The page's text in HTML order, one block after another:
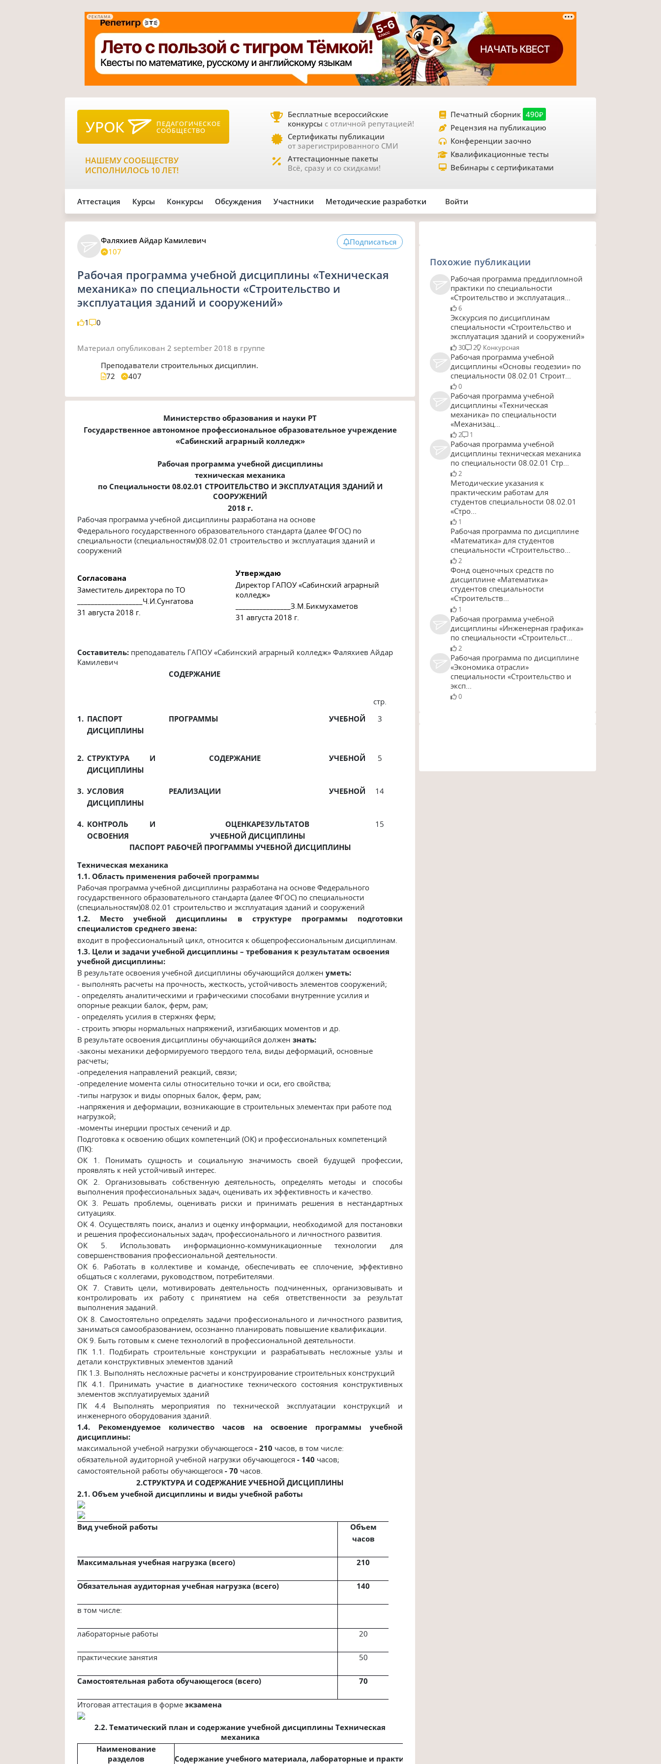
РЕКЛАМА
УРОК ПЕДАГОГИЧЕСКОЕ
СООБЩЕСТВО
НАШЕМУ СООБЩЕСТВУ
ИСПОЛНИЛОСЬ 10 ЛЕТ!
Бесплатные всероссийские
конкурсы с отличной репутацией!
Сертификаты публикации
от зарегистрированного СМИ
Аттестационные пакеты
Всё, сразу и со скидками!
Печатный сборник 490₽
Рецензия на публикацию
Конференции заочно
Квалификационные тесты
Вебинары с сертификатами
Аттестация Курсы Конкурсы Обсуждения Участники Методические разработки Войти
Фаляхиев Айдар Камилевич
107
Подписаться
Рабочая программа учебной дисциплины «Техническая
механика» по специальности «Строительство и
эксплуатация зданий и сооружений»
1 0
Материал опубликован 2 september 2018 в группе
Преподаватели строительных дисциплин.
72
407
Министерство образования и науки РТ
Государственное автономное профессиональное образовательное учреждение
«Сабинский аграрный колледж»
Рабочая программа учебной дисциплины
техническая механика
по Специальности 08.02.01 СТРОИТЕЛЬСТВО И ЭКСПЛУАТАЦИЯ ЗДАНИЙ И
СООРУЖЕНИЙ
2018 г.
Рабочая программа учебной дисциплины разработана на основе
Федерального государственного образовательного стандарта (далее ФГОС) по
специальности (специальностям)08.02.01 строительство и эксплуатация зданий и
сооружений
Согласована
Заместитель директора по ТО
___________________Ч.И.Сунгатова
31 августа 2018 г.
Утверждаю
Директор ГАПОУ «Сабинский аграрный
колледж»
________________З.М.Бикмухаметов
31 августа 2018 г.
Составитель: преподаватель ГАПОУ «Сабинский аграрный колледж» Фаляхиев Айдар
Камилевич
СОДЕРЖАНИЕ
стр.
1. ПАСПОРТ ПРОГРАММЫ УЧЕБНОЙ
3
ДИСЦИПЛИНЫ
2. СТРУКТУРА И СОДЕРЖАНИЕ УЧЕБНОЙ
5
ДИСЦИПЛИНЫ
3. УСЛОВИЯ РЕАЛИЗАЦИИ УЧЕБНОЙ
14
ДИСЦИПЛИНЫ
4. КОНТРОЛЬ И ОЦЕНКАРЕЗУЛЬТАТОВ
15
ОСВОЕНИЯ
УЧЕБНОЙ ДИСЦИПЛИНЫ
ПАСПОРТ РАБОЧЕЙ ПРОГРАММЫ УЧЕБНОЙ ДИСЦИПЛИНЫ
Техническая механика
1.1. Область применения рабочей программы
Рабочая программа учебной дисциплины разработана на основе Федерального
государственного образовательного стандарта (далее ФГОС) по специальности
(специальностям)08.02.01 строительство и эксплуатация зданий и сооружений
1.2. Место учебной дисциплины в структуре программы подготовки
специалистов среднего звена:
входит в профессиональный цикл, относится к общепрофессиональным дисциплинам.
1.3. Цели и задачи учебной дисциплины – требования к результатам освоения
учебной дисциплины:
В результате освоения учебной дисциплины обучающийся должен уметь:
- выполнять расчеты на прочность, жесткость, устойчивость элементов сооружений;
- определять аналитическими и графическими способами внутренние усилия и
опорные реакции балок, ферм, рам;
- определять усилия в стержнях ферм;
- строить эпюры нормальных напряжений, изгибающих моментов и др.
В результате освоения дисциплины обучающийся должен знать:
-законы механики деформируемого твердого тела, виды деформаций, основные
расчеты;
-определения направлений реакций, связи;
-определение момента силы относительно точки и оси, его свойства;
-типы нагрузок и виды опорных балок, ферм, рам;
-напряжения и деформации, возникающие в строительных элементах при работе под
нагрузкой;
-моменты инерции простых сечений и др.
Подготовка к освоению общих компетенций (ОК) и профессиональных компетенций
(ПК):
ОК 1. Понимать сущность и социальную значимость своей будущей профессии,
проявлять к ней устойчивый интерес.
ОК 2. Организовывать собственную деятельность, определять методы и способы
выполнения профессиональных задач, оценивать их эффективность и качество.
ОК 3. Решать проблемы, оценивать риски и принимать решения в нестандартных
ситуациях.
ОК 4. Осуществлять поиск, анализ и оценку информации, необходимой для постановки
и решения профессиональных задач, профессионального и личностного развития.
ОК 5. Использовать информационно-коммуникационные технологии для
совершенствования профессиональной деятельности.
ОК 6. Работать в коллективе и команде, обеспечивать ее сплочение, эффективно
общаться с коллегами, руководством, потребителями.
ОК 7. Ставить цели, мотивировать деятельность подчиненных, организовывать и
контролировать их работу с принятием на себя ответственности за результат
выполнения заданий.
ОК 8. Самостоятельно определять задачи профессионального и личностного развития,
заниматься самообразованием, осознанно планировать повышение квалификации.
ОК 9. Быть готовым к смене технологий в профессиональной деятельности.
ПК 1.1. Подбирать строительные конструкции и разрабатывать несложные узлы и
детали конструктивных элементов зданий
ПК 1.3. Выполнять несложные расчеты и конструирование строительных конструкций
ПК 4.1. Принимать участие в диагностике технического состояния конструктивных
элементов эксплуатируемых зданий
ПК 4.4 Выполнять мероприятия по технической эксплуатации конструкций и
инженерного оборудования зданий.
1.4. Рекомендуемое количество часов на освоение программы учебной
дисциплины:
максимальной учебной нагрузки обучающегося- 210 часов, в том числе:
обязательной аудиторной учебной нагрузки обучающегося- 140 часов;
самостоятельной работы обучающегося- 70 часов.
2.СТРУКТУРА И СОДЕРЖАНИЕ УЧЕБНОЙ ДИСЦИПЛИНЫ
2.1. Объем учебной дисциплины и виды учебной работы
Вид учебной работы
Объем
часов
Максимальная учебная нагрузка (всего) 210
Обязательная аудиторная учебная нагрузка (всего) 140
в том числе:
лабораторные работы 20
практические занятия 50
Самостоятельная работа обучающегося (всего) 70
Итоговая аттестация в формеэкзамена
2.2. Тематический план и содержание учебной дисциплины Техническая
механика
Наименование
разделов
Содержание учебного материала, лабораторные и практические работы,
Похожие публикации
Рабочая программа преддипломной
практики по специальности
«Строительство и эксплуатация...
6
Экскурсия по дисциплинам
специальности «Строительство и
эксплуатация зданий и сооружений»
30 2 Конкурсная
Рабочая программа учебной
дисциплины «Основы геодезии» по
специальности 08.02.01 Строит...
0
Рабочая программа учебной
дисциплины «Техническая
механика» по специальности
«Механизац...
2 1
Рабочая программа учебной
дисциплины техническая механика
по специальности 08.02.01 Стр...
2
Методические указания к
практическим работам для
студентов специальности 08.02.01
«Стро...
1
Рабочая программа по дисциплине
«Математика» для студентов
специальности «Строительство...
2
Фонд оценочных средств по
дисциплине «Математика»
студентов специальности
«Строительств...
1
Рабочая программа учебной
дисциплины «Инженерная графика»
по специальности «Строительст...
2
Рабочая программа по дисциплине
«Экономика отрасли»
специальности «Строительство и
эксп...
0